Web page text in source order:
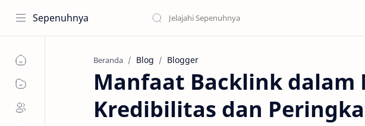
Sepenuhnya
Beranda Blog Blogger
Manfaat Backlink
Kredibilitas dan